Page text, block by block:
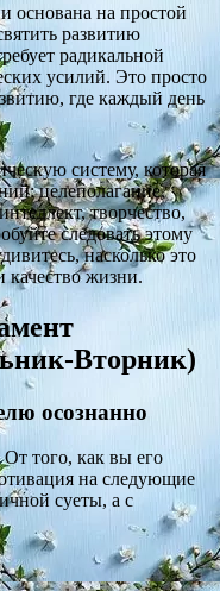
основана на простой
развитию
радикальной
усилий. Это просто
где каждый день
систему, которая
целеполагание,
творчество,
следовать этому
насколько это
качество жизни.
Вторник)
осознанно
От того, как вы его
на следующие
суеты, а с